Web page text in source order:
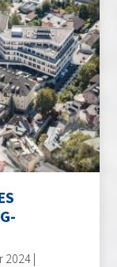
2024 |